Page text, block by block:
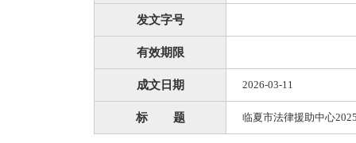
发文字号
有效期限
成文日期 2026-03-11
标 题 临夏市法律援助中心